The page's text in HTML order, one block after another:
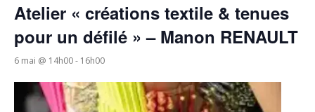
CONTACTEZ-NOUS
Atelier « créations textile & tenues
pour un défilé » – Manon RENAULT
6 mai @ 14h00- 16h00